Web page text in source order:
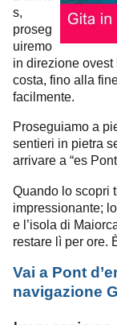
s,
proseg
uiremo
in direzione ovest
costa, fino alla
facilmente.
Proseguiamo a
sentieri in pietra
arrivare a “es Pont
Quando lo scopri
impressionante;
e l’isola di
restare lì per ore.
Vai a Pont
navigazione